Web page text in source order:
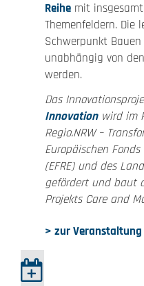
Reihemit insgesamt
Themenfeldern. Die
Schwerpunkt
unabhängig von
werden.
Das
Innovationwird im
Regio.NRW –
Europäischen
(EFRE) und des
gefördert und baut
Projekts Care and
> zur Veranstaltung